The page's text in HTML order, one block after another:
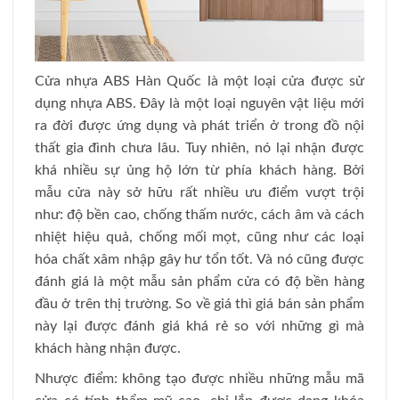
Cửa nhựa ABS Hàn Quốc là một loại cửa được sử
dụng nhựa ABS. Đây là một loại nguyên vật liệu mới
ra đời được ứng dụng và phát triển ở trong đồ nội
thất gia đình chưa lâu. Tuy nhiên, nó lại nhận được
khá nhiều sự ủng hộ lớn từ phía khách hàng. Bởi
mẫu cửa này sở hữu rất nhiều ưu điểm vượt trội
như: độ bền cao, chống thấm nước, cách âm và cách
nhiệt hiệu quả, chống mối mọt, cũng như các loại
hóa chất xâm nhập gây hư tổn tốt. Và nó cũng được
đánh giá là một mẫu sản phẩm cửa có độ bền hàng
đầu ở trên thị trường. So về giá thì giá bán sản phẩm
này lại được đánh giá khá rẻ so với những gì mà
khách hàng nhận được.
Nhược điểm: không tạo được nhiều những mẫu mã